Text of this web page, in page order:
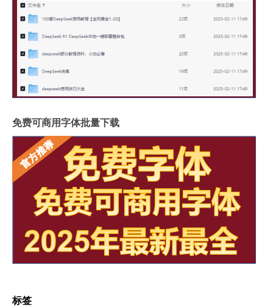
免费可商用字体批量下载
标签